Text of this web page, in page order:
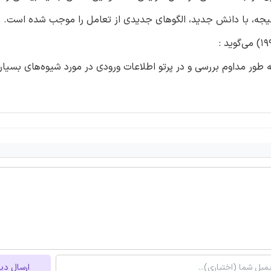
نتیجه، با دانش جدید، الگوهای جدیدی از تعامل را موجب شده
مداوم بررسی و در پرتو اطلاعات ورودی در مورد شیوه‌های
ارسال